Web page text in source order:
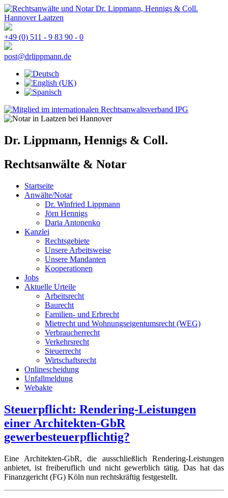
+49 (0) 511 - 9 83 90 - 0
post@drlippmann.de
Dr. Lippmann, Hennigs & Coll.
Rechtsanwälte & Notar
Startseite
Anwälte/Notar
Dr. Winfried Lippmann
Jörn Hennigs
Daria Antonenko
Kanzlei
Rechtsgebiete
Unsere Arbeitsweise
Unsere Mandanten
Kooperationen
Jobs
Aktuelle Urteile
Arbeitsrecht
Baurecht
Familien- und Erbrecht
Mietrecht und Wohnungseigentumsrecht (WEG)
Verbraucherrecht
Verkehrsrecht
Steuerrecht
Wirtschaftsrecht
Onlinescheidung
Unfallmeldung
Webakte
Steuerpflicht: Rendering-Leistungen
einer Architekten-GbR
gewerbesteuerpflichtig?
Eine Architekten-GbR, die ausschließlich Rendering-Leistungen
anbietet, ist freiberuflich und nicht gewerblich tätig. Das hat das
Finanzgericht (FG) Köln nun rechtskräftig festgestellt.